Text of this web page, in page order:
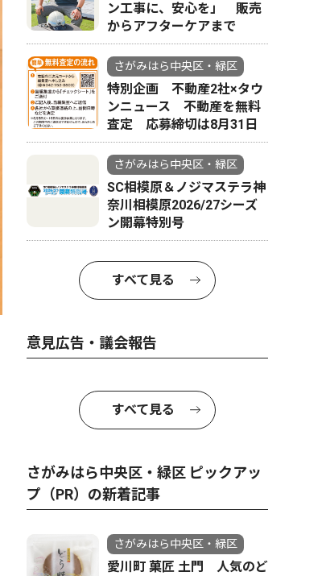
ン工事に、安心を」 販売
からアフターケアまで
さがみはら中央区・緑区
特別企画 不動産2社×タウ
ンニュース 不動産を無料
査定 応募締切は8月31日
さがみはら中央区・緑区
SC相模原＆ノジマステラ神
奈川相模原2026/27シーズ
ン開幕特別号
すべて見る
意見広告・議会報告
すべて見る
さがみはら中央区・緑区 ピックアッ
プ（PR）の新着記事
さがみはら中央区・緑区
愛川町 菓匠 土門 人気のど